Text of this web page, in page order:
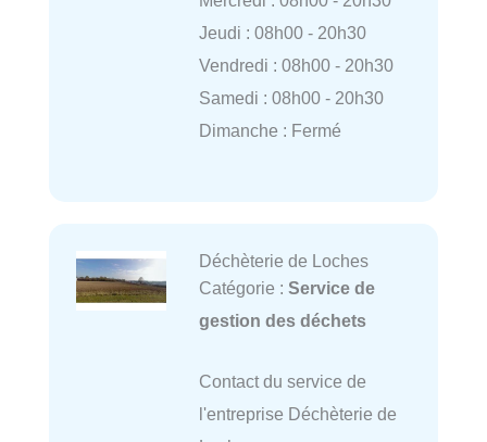
Jeudi : 08h00 - 20h30
Vendredi : 08h00 - 20h30
Samedi : 08h00 - 20h30
Dimanche : Fermé
Déchèterie de Loches
Catégorie : Service de
gestion des déchets
Contact du service de
l'entreprise Déchèterie de